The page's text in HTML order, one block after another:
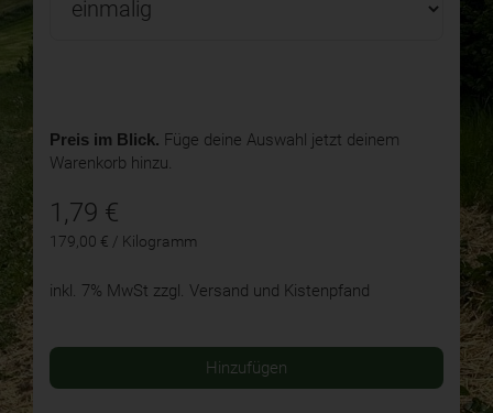
Preis im Blick. Füge deine Auswahl jetzt deinem
Warenkorb hinzu.
1,79 €
179,00 € / Kilogramm
inkl. 7% MwSt zzgl. Versand und Kistenpfand
Hinzufügen